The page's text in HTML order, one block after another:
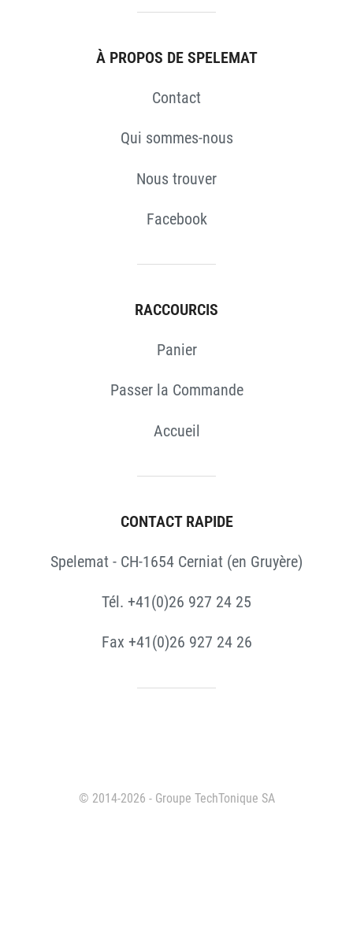
À PROPOS DE SPELEMAT
Contact
Qui sommes-nous
Nous trouver
Facebook
RACCOURCIS
Panier
Passer la Commande
Accueil
CONTACT RAPIDE
Spelemat - CH-1654 Cerniat (en Gruyère)
Tél. +41(0)26 927 24 25
Fax +41(0)26 927 24 26
© 2014-2026 - Groupe TechTonique SA